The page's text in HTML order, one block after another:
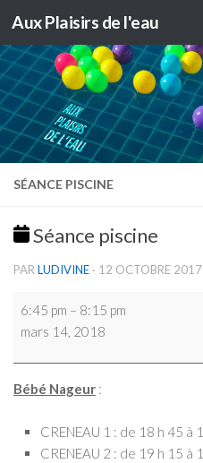
Skip to content
Aux Plaisirs de l'eau
SÉANCE PISCINE
Séance piscine
PARLUDIVINE · 12 OCTOBRE 2017
Séance
6:45 pm – 8:15 pm
mars 14, 2018
Bébé Nageur :
CRENEAU 1 : de 18 h 45 à
CRENEAU 2 : de 19 h 15 à